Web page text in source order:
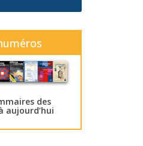
des
aujourd’hui